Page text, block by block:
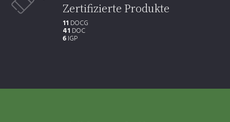
Zertifizierte Produkte
11 DOCG
41 DOC
6IGP